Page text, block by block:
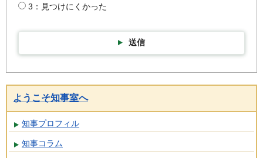
3：見つけにくかった
送信
ようこそ知事室へ
知事プロフィル
知事コラム